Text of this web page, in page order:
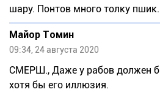
шару. Понтов много толку пшик.
Майор Томин
09:34, 24 августа 2020
СМЕРШ., Даже у рабов должен
хотя бы его иллюзия.